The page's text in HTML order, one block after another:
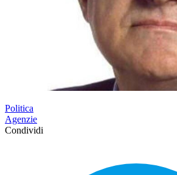
Politica
Agenzie
Condividi